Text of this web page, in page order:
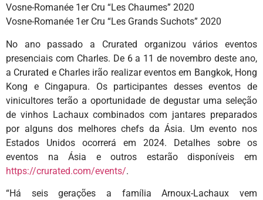
Vosne-Romanée 1er Cru “Les Chaumes” 2020
Vosne-Romanée 1er Cru “Les Grands Suchots” 2020
No ano passado a Crurated organizou vários eventos
presenciais com Charles. De 6 a 11 de novembro deste ano,
a Crurated e Charles irão realizar eventos em Bangkok, Hong
Kong e Cingapura. Os participantes desses eventos de
vinicultores terão a oportunidade de degustar uma seleção
de vinhos Lachaux combinados com jantares preparados
por alguns dos melhores chefs da Ásia. Um evento nos
Estados Unidos ocorrerá em 2024. Detalhes sobre os
eventos na Ásia e outros estarão disponíveis em
https://crurated.com/events/.
“Há seis gerações a família Arnoux-Lachaux vem